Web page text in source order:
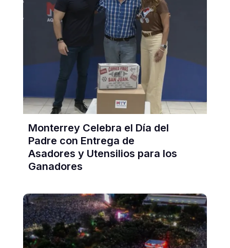
Monterrey Celebra el Día del
Padre con Entrega de
Asadores y Utensilios para los
Ganadores